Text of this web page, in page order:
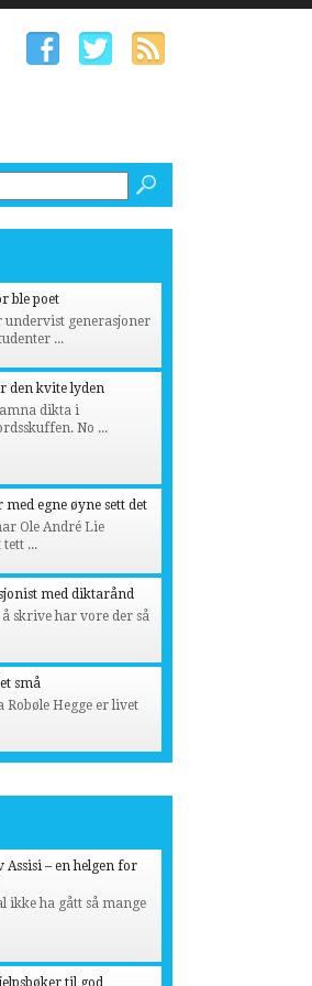
ble poet
undervist generasjoner
...
den kvite lyden
dikta i
No ...
med egne øyne sett det
Ole André Lie
tett ...
med diktarånd
skrive har vore der så
små
Robøle Hegge er livet
Assisi – en helgen for
ikke ha gått så mange
til god